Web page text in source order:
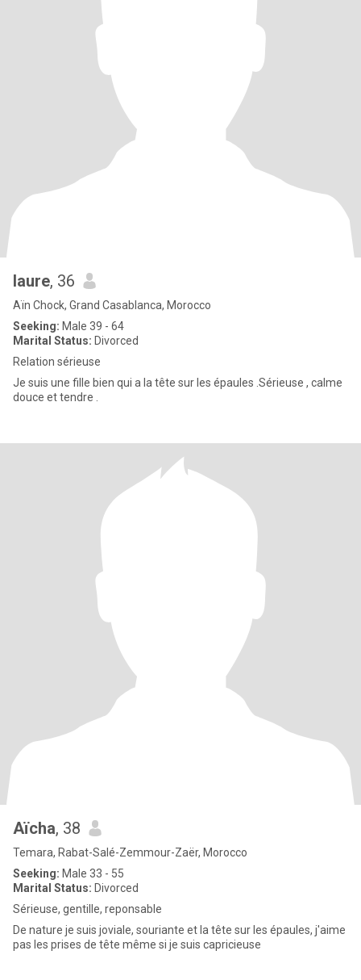
laure, 36
Aïn Chock, Grand Casablanca, Morocco
Seeking: Male 39 - 64
Marital Status: Divorced
Relation sérieuse
Je suis une fille bien qui a la tête sur les épaules .Sérieuse , calme
douce et tendre .
Aïcha, 38
Temara, Rabat-Salé-Zemmour-Zaër, Morocco
Seeking: Male 33 - 55
Marital Status: Divorced
Sérieuse, gentille, reponsable
De nature je suis joviale, souriante et la tête sur les épaules, j'aime
pas les prises de tête même si je suis capricieuse